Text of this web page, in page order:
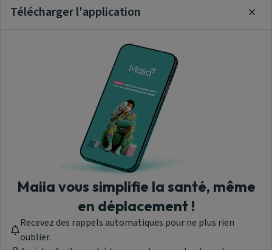
Visitez notre centre de support ou contactez-nous !
Trouver un cardiologue
A propos de nous
Maiia - © 2026 Tous droits réservés
Télécharger l'application
Maiia vous simplifie la santé, même
en déplacement !
Recevez des rappels automatiques pour ne plus rien
oublier.